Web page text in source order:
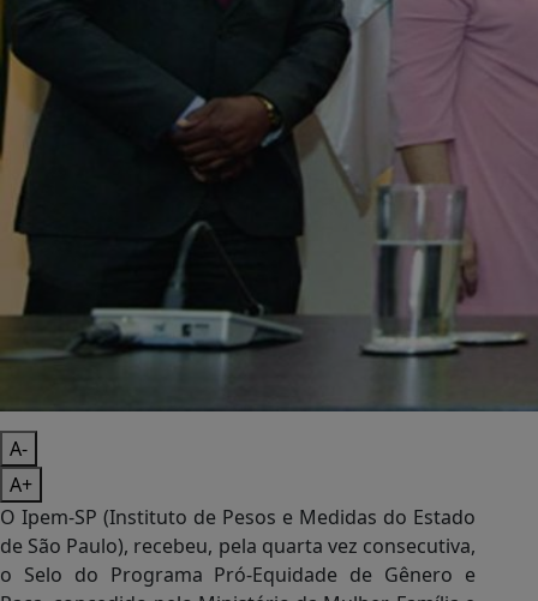
A-
A+
O Ipem-SP (Instituto de Pesos e Medidas do Estado
de São Paulo), recebeu, pela quarta vez consecutiva,
o Selo do Programa Pró-Equidade de Gênero e